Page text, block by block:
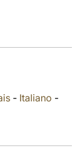
- Italiano -